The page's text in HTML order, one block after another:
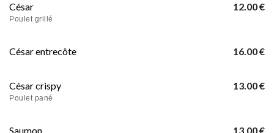
12.00 €
César
Poulet grillé
16.00 €
César entrecôte
13.00 €
César crispy
Poulet pané
13.00 €
Saumon